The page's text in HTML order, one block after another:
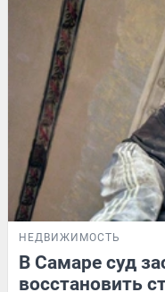
НЕДВИЖИМОСТЬ
В Самаре суд
восстановить